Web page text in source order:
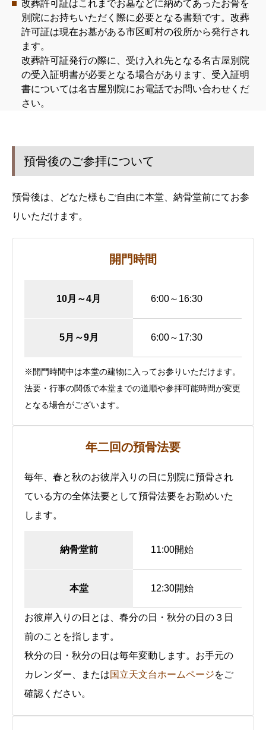
改葬許可証はこれまでお墓などに納めてあったお骨を
別院にお持ちいただく際に必要となる書類です。改葬
許可証は現在お墓がある市区町村の役所から発行され
ます。
改葬許可証発行の際に、受け入れ先となる名古屋別院
の受入証明書が必要となる場合があります、受入証明
書については名古屋別院にお電話でお問い合わせくだ
さい。
預骨後のご参拝について
預骨後は、どなた様もご自由に本堂、納骨堂前にてお参
りいただけます。
開門時間
10月～4月 6:00～16:30
5月～9月 6:00～17:30
※開門時間中は本堂の建物に入ってお参りいただけます。
法要・行事の関係で本堂までの道順や参拝可能時間が変更
となる場合がございます。
年二回の預骨法要
毎年、春と秋のお彼岸入りの日に別院に預骨され
ている方の全体法要として預骨法要をお勤めいた
します。
納骨堂前 11:00開始
本堂 12:30開始
お彼岸入りの日とは、春分の日・秋分の日の３日
前のことを指します。
秋分の日・秋分の日は毎年変動します。お手元の
カレンダー、または国立天文台ホームページをご
確認ください。